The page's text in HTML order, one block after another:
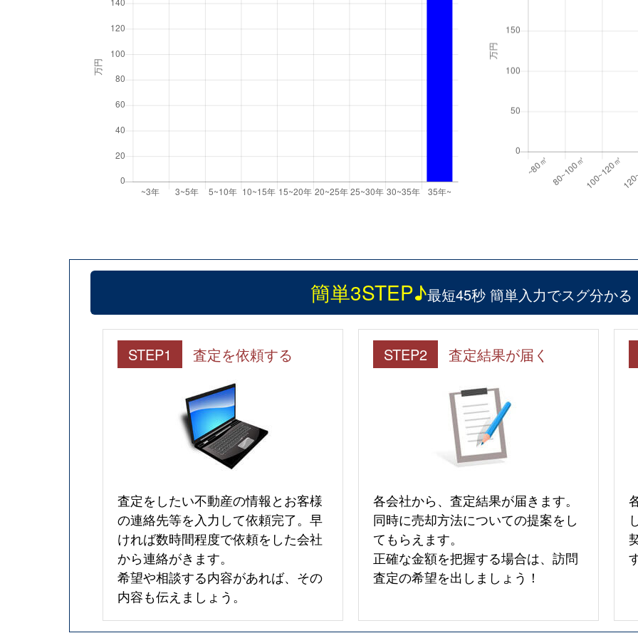
簡単3STEP♪最短45秒 簡単入力でスグ分かる
STEP1 査定を依頼する
査定をしたい不動産の情報とお客様
の連絡先等を入力して依頼完了。早
ければ数時間程度で依頼をした会社
から連絡がきます。
希望や相談する内容があれば、その
内容も伝えましょう。
STEP2 査定結果が届く
各会社から、査定結果が届きます。
同時に売却方法についての提案をし
てもらえます。
正確な金額を把握する場合は、訪問
査定の希望を出しましょう！